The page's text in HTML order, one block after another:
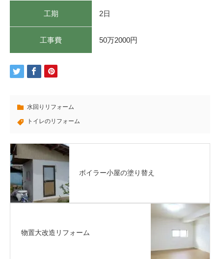
工期 2日
工事費 50万2000円
水回りリフォーム
トイレのリフォーム
ボイラー小屋の塗り替え
物置大改造リフォーム